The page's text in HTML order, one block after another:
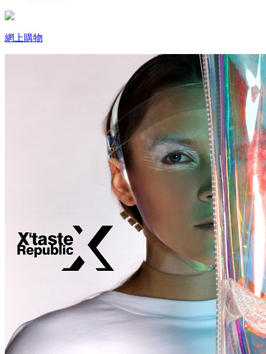
網上購物